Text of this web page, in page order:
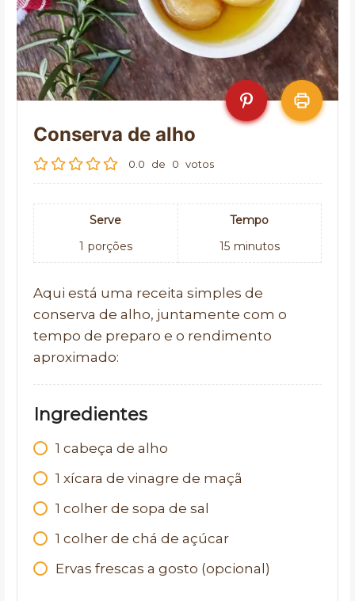
Conserva de alho
0.0 de 0 votos
Serve
1 porções
Tempo
15 minutos
Aqui está uma receita simples de
conserva de alho, juntamente com o
tempo de preparo e o rendimento
aproximado:
Ingredientes
1 cabeça de alho
1 xícara de vinagre de maçã
1 colher de sopa de sal
1 colher de chá de açúcar
Ervas frescas a gosto (opcional)